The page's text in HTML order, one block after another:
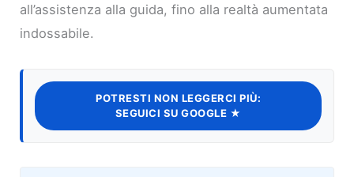
all’assistenza alla guida, fino alla realtà aumentata
indossabile.
POTRESTI NON LEGGERCI PIÙ:
SEGUICI SU GOOGLE ★